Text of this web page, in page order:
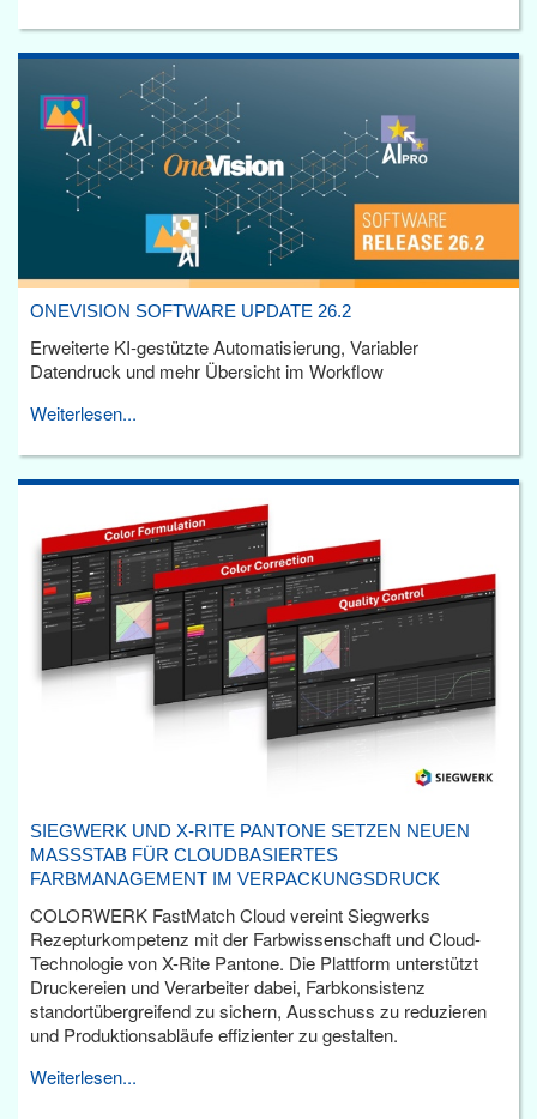
ONEVISION SOFTWARE UPDATE 26.2
Erweiterte KI-gestützte Automatisierung, Variabler
Datendruck und mehr Übersicht im Workflow
Weiterlesen...
SIEGWERK UND X-RITE PANTONE SETZEN NEUEN
MASSSTAB FÜR CLOUDBASIERTES F
ARBMANAGEMENT IM VERPACKUNGSDRUCK
COLORWERK FastMatch Cloud vereint Siegwerks
Rezepturkompetenz mit der Farbwissenschaft und Cloud-
Technologie von X-Rite Pantone. Die Plattform unterstützt
Druckereien und Verarbeiter dabei, Farbkonsistenz
standortübergreifend zu sichern, Ausschuss zu reduzieren
und Produktionsabläufe effizienter zu gestalten.
Weiterlesen...